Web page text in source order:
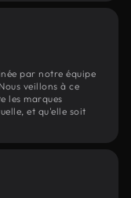
par notre équipe
veillons à ce
les marques
et qu'elle soit